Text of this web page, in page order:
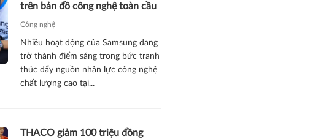
trên bản đồ công nghệ toàn cầu
Công nghệ
Nhiều hoạt động của Samsung đang
trở thành điểm sáng trong bức tranh
thúc đẩy nguồn nhân lực công nghệ
chất lượng cao tại...
THACO giảm 100 triệu đồng